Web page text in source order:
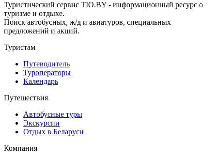
Туристический сервис TIO.BY - информационный ресурс о
туризме и отдыхе.
Поиск автобусных, ж/д и авиатуров, специальных
предложений и акций.
Туристам
Путеводитель
Туроператоры
Календарь
Путешествия
Автобусные туры
Экскурсии
Отдых в Беларуси
Компания